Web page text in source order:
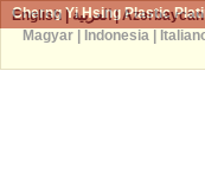
Cherng Yi Hsing Plastic
English |العربية|Azərbaycan
Magyar| Indonesia|